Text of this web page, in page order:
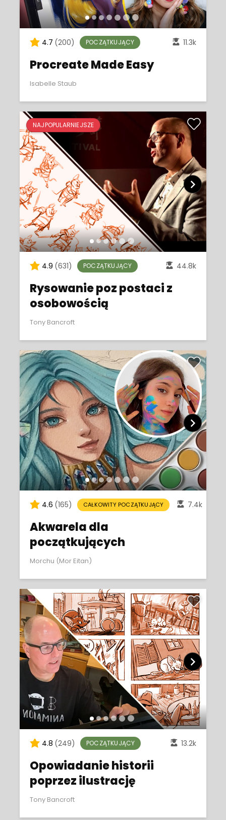
4.7 (200) POCZĄTKUJĄCY 11.3k
Procreate Made Easy
Isabelle Staub
NAJPOPULARNIEJSZE
4.9 (631) POCZĄTKUJĄCY 44.8k
Rysowanie poz postaci z
osobowością
Tony Bancroft
4.6 (165) CAŁKOWITY POCZĄTKUJĄCY 7.4k
Akwarela dla
początkujących
Morchu (Mor Eitan)
4.8 (249) POCZĄTKUJĄCY 13.2k
Opowiadanie historii
poprzez ilustrację
Tony Bancroft